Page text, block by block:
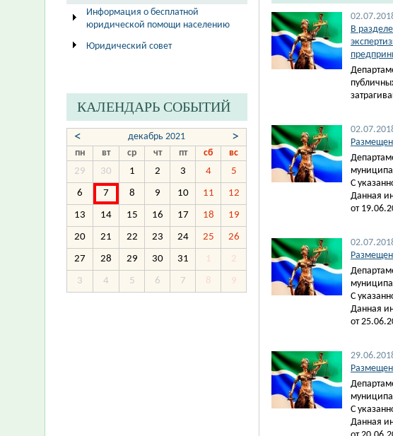
В
С
Данная
от
С
Данная
от
С
Данная
Информация о бесплатной
юридической помощи населению
Юридический совет
КАЛЕНДАРЬ СОБЫТИЙ
< декабрь 2021 >
пн вт ср чт пт сб
вс
29
30 1 2 3 4 5
6 7 8 9 10 11 12
13 14 15 16 17 18 19
20 21 22 23 24 25 26
27 28 29 30 31 1 2
3 4 5 6 7 8 9